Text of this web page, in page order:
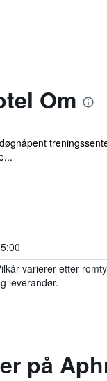
Om
varierer etter
leverandør.
på